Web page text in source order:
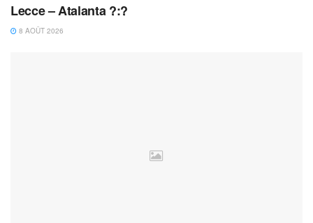
Lecce – Atalanta ?:?
8 AOÛT 2026